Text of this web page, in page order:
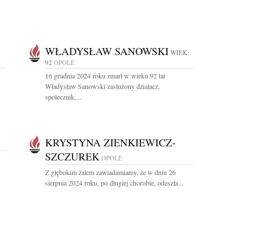
WŁADYSŁAW SANOWSKI WIEK:
92 OPOLE
16 grudnia 2024 roku zmarł w wieku 92 lat
Władysław Sanowski zasłużony działacz,
społecznik,...
KRYSTYNA ZIENKIEWICZ-
SZCZUREK OPOLE
Z głębokim żalem zawiadamiamy, że w dniu 26
sierpnia 2024 roku, po długiej chorobie, odeszła...